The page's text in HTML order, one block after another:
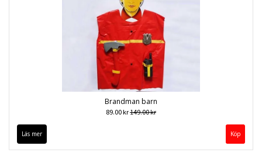
Brandman barn
89.00 kr149.00 kr
Läs mer